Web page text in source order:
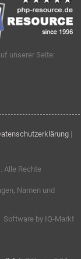
unserer Seite:
|
. Alle Rechte
Namen und
Software by IQ-Markt